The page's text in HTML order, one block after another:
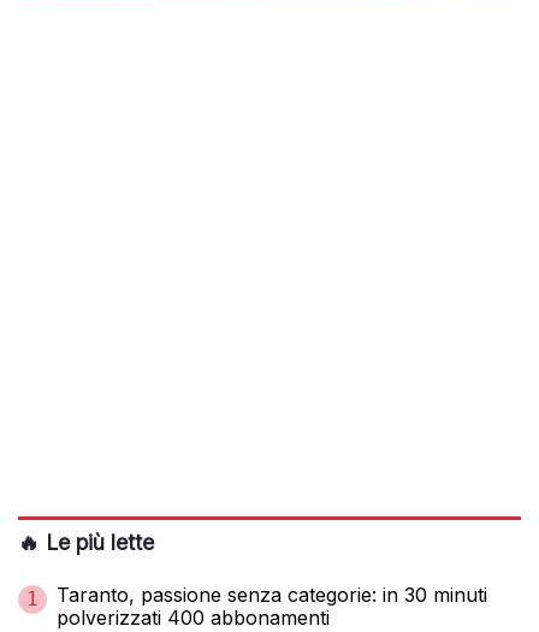
🔥 Le più lette
1
Taranto, passione senza categorie: in 30 minuti
polverizzati 400 abbonamenti